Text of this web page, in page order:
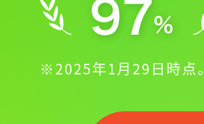
※2025年1月29日時点。